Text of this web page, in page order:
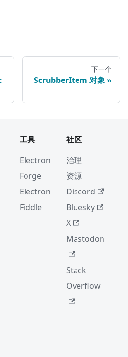
下一个
ScrubberItem 对象
工具
Electron
Forge
Electron
Fiddle
社区
治理
资源
Discord
Bluesky
X
Mastodon
Stack
Overflow